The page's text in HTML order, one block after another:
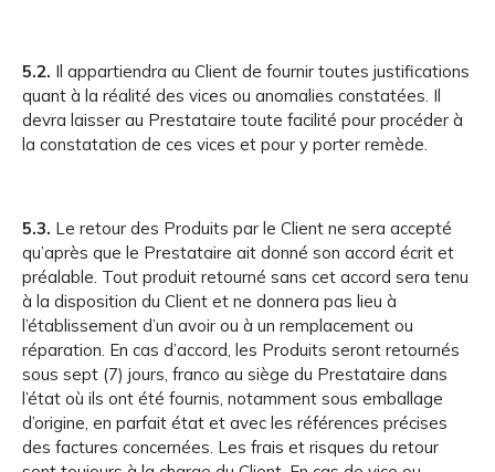
5.2. Il appartiendra au Client de fournir toutes justifications
quant à la réalité des vices ou anomalies constatées. Il
devra laisser au Prestataire toute facilité pour procéder à
la constatation de ces vices et pour y porter remède.
5.3. Le retour des Produits par le Client ne sera accepté
qu’après que le Prestataire ait donné son accord écrit et
préalable. Tout produit retourné sans cet accord sera tenu
à la disposition du Client et ne donnera pas lieu à
l’établissement d’un avoir ou à un remplacement ou
réparation. En cas d’accord, les Produits seront retournés
sous sept (7) jours, franco au siège du Prestataire dans
l’état où ils ont été fournis, notamment sous emballage
d’origine, en parfait état et avec les références précises
des factures concernées. Les frais et risques du retour